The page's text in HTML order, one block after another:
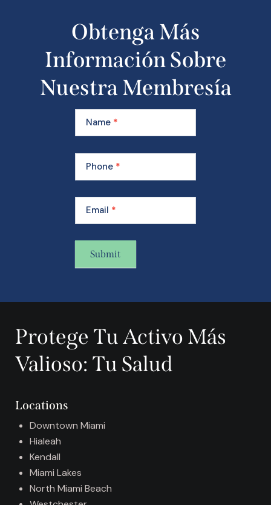
Obtenga Más
Información Sobre
Nuestra Membresía
Learn
More
About
Our
Membership
Name *
Phone *
Email *
Submit
l
e
r
n
v
Protege Tu Activo Más
Valioso: Tu Salud
Locations
Downtown Miami
Hialeah
Kendall
Miami Lakes
North Miami Beach